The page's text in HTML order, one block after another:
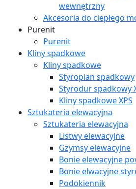
wewnętrzny
Akcesoria do ciepłego
Purenit
Purenit
Kliny spadkowe
Kliny spadkowe
Styropian spadkowy
Styrodur spadkowy
Kliny spadkowe XPS
Sztukateria elewacyjna
Sztukateria elewacyjna
Listwy elewacyjne
Gzymsy elewacyjne
Bonie elewacyjne
Bonie elwacyjne
Podokiennik